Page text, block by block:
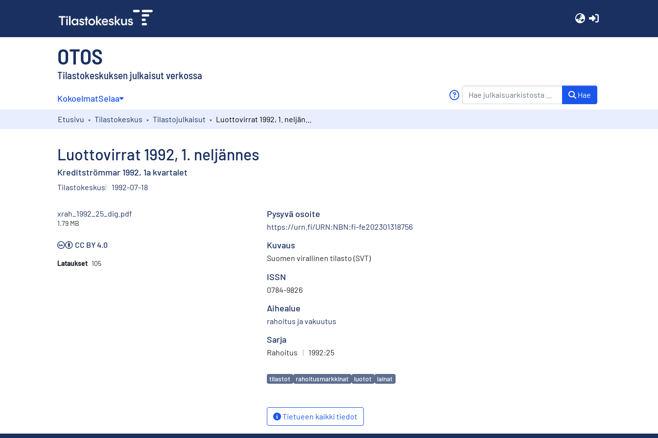
OTOS
Tilastokeskuksen julkaisut verkossa
KokoelmatSelaa Hae
Etusivu Tilastokeskus Tilastojulkaisut
Luottovirrat 1992, 1. neljännes
Kreditströmmar 1992, 1a kvartalet
Tilastokeskus 1992-07-18
xrah_1992_25_dig.pdf
1.79 MB
CC BY 4.0
Lataukset 105
Pysyvä osoite
https://urn.fi/URN:NBN:fi-fe202301318756
Kuvaus
Suomen virallinen tilasto (SVT)
ISSN
0784-9826
Aihealue
rahoitus ja vakuutus
Sarja
Rahoitus | 1992:25
Avainsanat
tilastot rahoitusmarkkinat luotot lainat
Tietueen kaikki tiedot